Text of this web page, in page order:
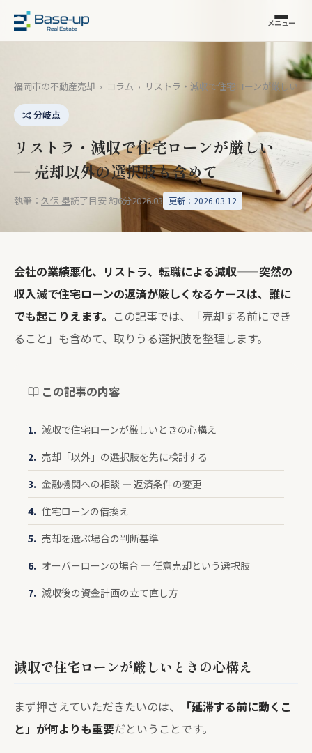
メニュー
福岡市の不動産売却 › コラム › リストラ・減収で住宅ローンが厳しい
分岐点
リストラ・減収で住宅ローンが厳しい
— 売却以外の選択肢も含めて
執筆： 久保 塁読了目安 約6分2026.03 更新：2026.03.12
会社の業績悪化、リストラ、転職による減収——突然の
収入減で住宅ローンの返済が厳しくなるケースは、誰に
でも起こりえます。 この記事では、「売却する前にでき
ること」も含めて、取りうる選択肢を整理します。
この記事の内容
減収で住宅ローンが厳しいときの心構え
売却「以外」の選択肢を先に検討する
金融機関への相談 — 返済条件の変更
住宅ローンの借換え
売却を選ぶ場合の判断基準
オーバーローンの場合 — 任意売却という選択肢
減収後の資金計画の立て直し方
減収で住宅ローンが厳しいときの心構え
まず押さえていただきたいのは、
「延滞する前に動くこ
と」が何よりも重要だということです。